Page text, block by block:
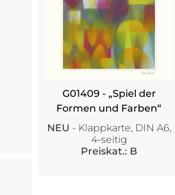
G01409 - „Spiel der
Formen und Farben“
NEU - Klappkarte, DIN A6,
4-seitig
Preiskat.: B